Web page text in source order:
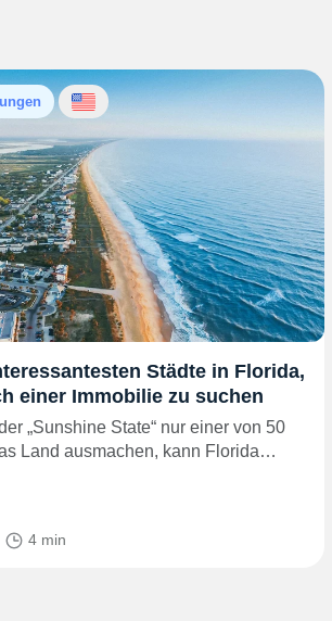
Städte in Florida,
einer Immobilie zu suchen
„Sunshine State“ nur einer von 50
Land ausmachen, kann Florida…
4 min